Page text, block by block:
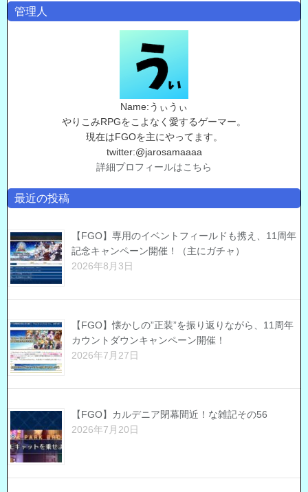
管理人
Name:うぃうぃ
やりこみRPGをこよなく愛するゲーマー。
現在はFGOを主にやってます。
twitter:@jarosamaaaa
詳細プロフィールはこちら
最近の投稿
【FGO】専用のイベントフィールドも携え、11周年
記念キャンペーン開催！（主にガチャ）
2026年8月3日
【FGO】懐かしの”正装”を振り返りながら、11周年
カウントダウンキャンペーン開催！
2026年7月27日
【FGO】カルデニア閉幕間近！な雑記その56
2026年7月20日